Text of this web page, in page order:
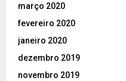
março 2020
fevereiro 2020
janeiro 2020
dezembro 2019
novembro 2019